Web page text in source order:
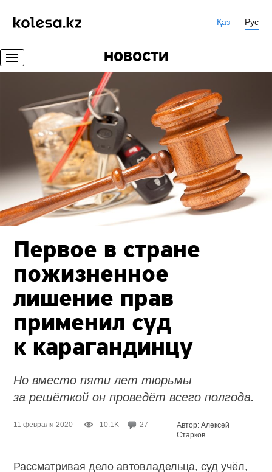
Қаз Рус
НОВОСТИ
Первое в стране
пожизненное
лишение прав
применил суд
к карагандинцу
Но вместо пяти лет тюрьмы
за решёткой он проведёт всего полгода.
11 февраля 2020 10.1K 27
Автор: Алексей
Старков
Рассматривая дело автовладельца, суд учёл,